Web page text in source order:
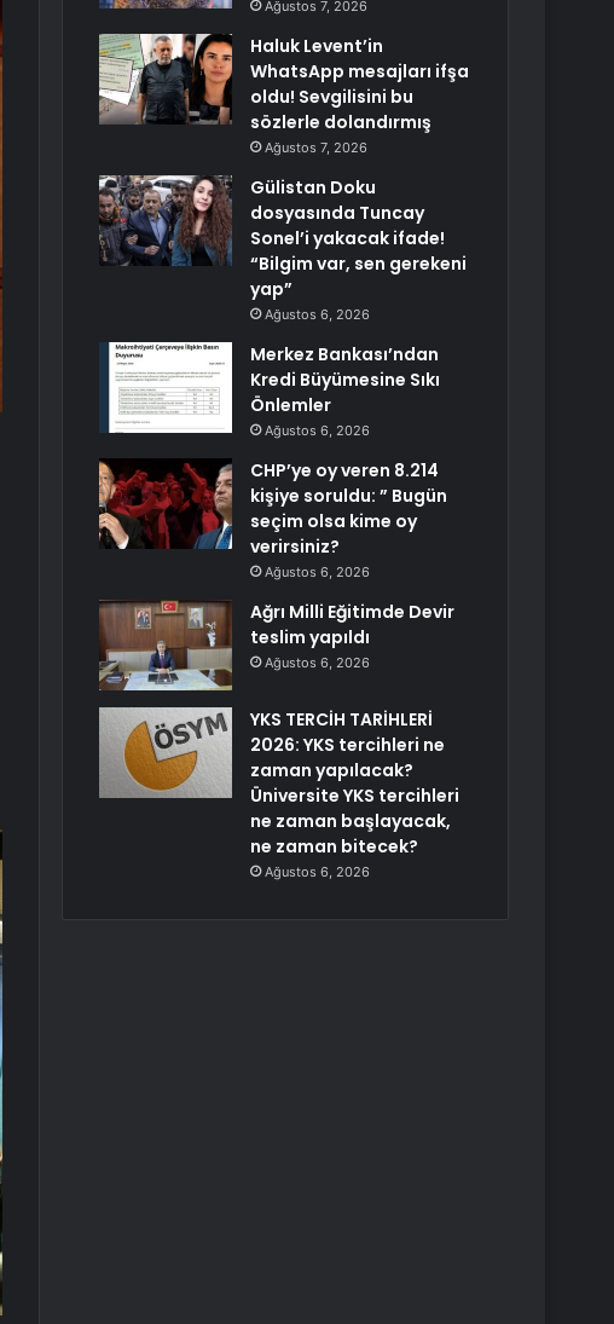
Ağustos 7, 2026
Haluk Levent’in
WhatsApp mesajları ifşa
oldu! Sevgilisini bu
sözlerle dolandırmış
Ağustos 7, 2026
Gülistan Doku
dosyasında Tuncay
Sonel’i yakacak ifade!
“Bilgim var, sen gerekeni
yap”
Ağustos 6, 2026
Merkez Bankası’ndan
Kredi Büyümesine Sıkı
Önlemler
Ağustos 6, 2026
CHP’ye oy veren 8.214
kişiye soruldu: ” Bugün
seçim olsa kime oy
verirsiniz?
Ağustos 6, 2026
Ağrı Milli Eğitimde Devir
teslim yapıldı
Ağustos 6, 2026
YKS TERCİH TARİHLERİ
2026: YKS tercihleri ne
zaman yapılacak?
Üniversite YKS tercihleri
ne zaman başlayacak,
ne zaman bitecek?
Ağustos 6, 2026